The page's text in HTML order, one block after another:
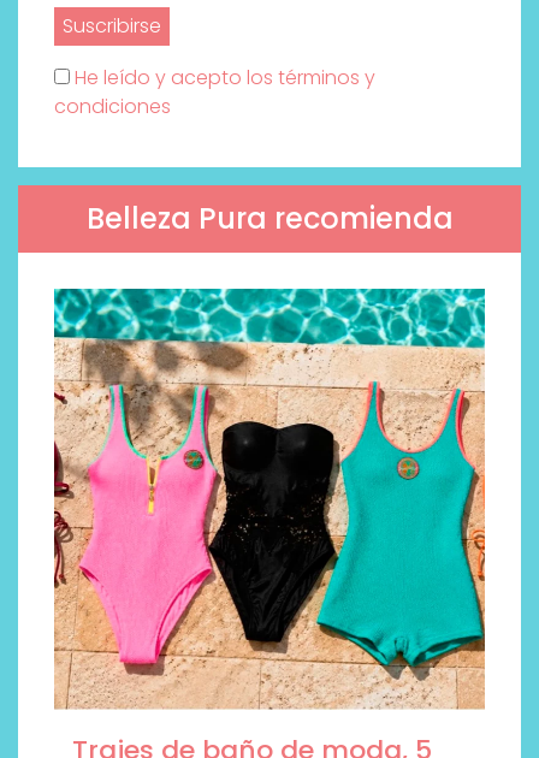
He leído y acepto los términos y
condiciones
Belleza Pura recomienda
Trajes de baño de moda, 5